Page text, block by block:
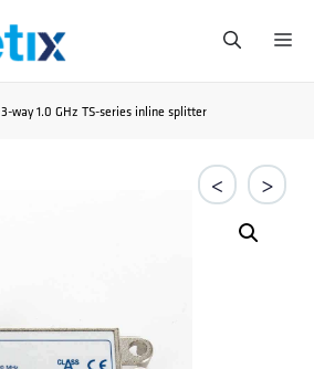
3-way 1.0 GHz TS-series inline splitter
< >